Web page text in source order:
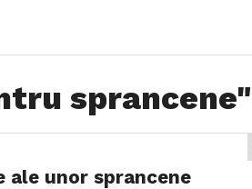
sprancene"
ale unor sprancene